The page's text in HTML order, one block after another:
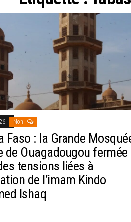
Non
Faso : la Grande
de Ouagadougou fermée
tensions liées à
de l’imam Kindo
Ishaq